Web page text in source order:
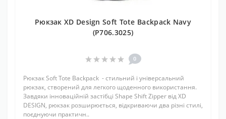
Рюкзак XD Design Soft Tote Backpack Navy
(P706.3025)
0
Рюкзак Soft Tote Backpack - стильний і універсальний
рюкзак, створений для легкого щоденного використання.
Завдяки інноваційній застібці Shape Shift Zipper від XD
DESIGN, рюкзак розширюється, відкриваючи два різні стилі,
поєднуючи практичн..